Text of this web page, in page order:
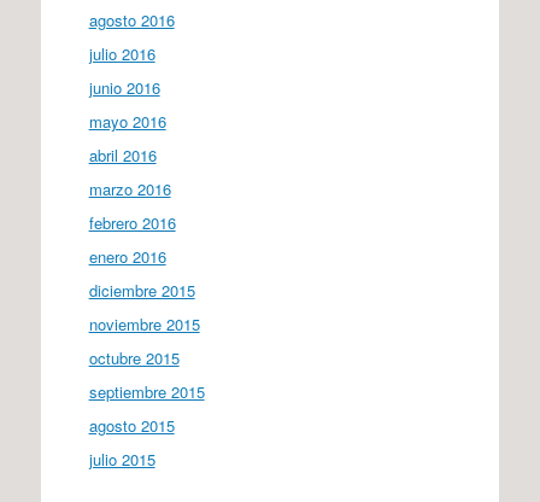
agosto 2016
julio 2016
junio 2016
mayo 2016
abril 2016
marzo 2016
febrero 2016
enero 2016
diciembre 2015
noviembre 2015
octubre 2015
septiembre 2015
agosto 2015
julio 2015